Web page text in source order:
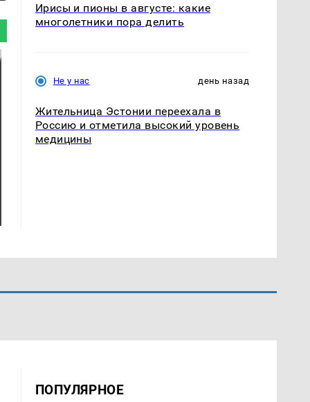
Ирисы и пионы в августе: какие
многолетники пора делить
Не у нас день назад
Жительница Эстонии переехала в
Россию и отметила высокий уровень
медицины
ПОПУЛЯРНОЕ